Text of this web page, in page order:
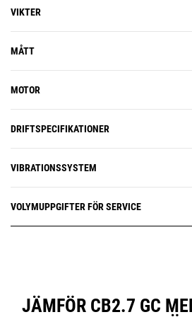
VIKTER
MÅTT
MOTOR
DRIFTSPECIFIKATIONER
VIBRATIONSSYSTEM
VOLYMUPPGIFTER FÖR SERVICE
JÄMFÖR CB2.7 GC